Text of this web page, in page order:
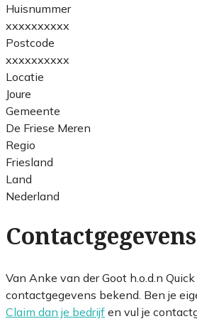
Huisnummer
xxxxxxxxxx
Postcode
xxxxxxxxxx
Locatie
Joure
Gemeente
De Friese Meren
Regio
Friesland
Land
Nederland
Contactgegevens
Van Anke van der Goot h.o.d.n
contactgegevens bekend. Ben je
Claim dan je bedrijf en vul je